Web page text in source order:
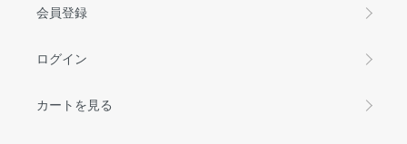
会員登録
ログイン
カートを見る